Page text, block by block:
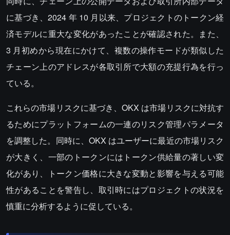
に基づき、2024 年 10 月以来、プロジェクトのトークン経
済モデルに重大な変化があったことが確認された。また、
3 月初めから現在にかけて、複数の操作モードが類似した
チェーン上のアドレスが各取引所で大額の充提行為を行っ
ている。
これらの市場リスクに基づき、OKX は市場リスクに対抗す
るためにプラットフォームの一連のリスク管理パラメータ
を調整した。同時に、OKX はユーザーに最近の市場リスク
が大きく、一部のトークンにはトークン供給量の著しい変
化があり、トークン価格に大きな変動と影響を与える可能
性があることを警告し、取引時にはプロジェクトの状況を
慎重に分析するように促している。